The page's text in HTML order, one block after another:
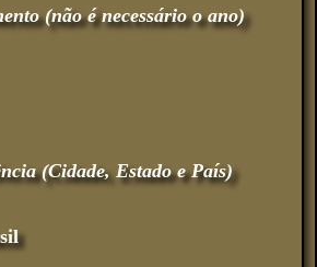
(não é necessário o ano)
(Cidade, Estado e País)